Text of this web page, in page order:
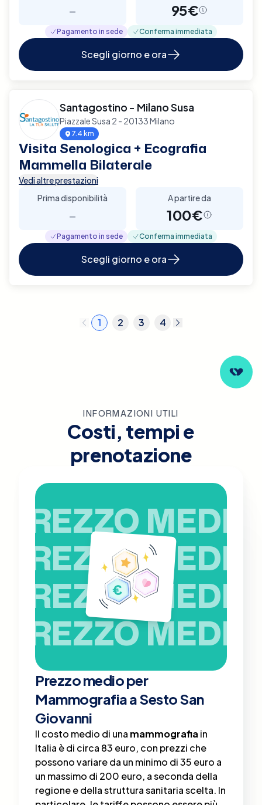
- 95€
Pagamento in sede Conferma immediata
Scegli giorno e ora
Santagostino - Milano Susa
Piazzale Susa 2 - 20133 Milano
7.4 km
Visita Senologica + Ecografia
Mammella Bilaterale
Vedi altre prestazioni
Prima disponibilità
-
A partire da
100€
Pagamento in sede Conferma immediata
Scegli giorno e ora
1 2 3 4
INFORMAZIONI UTILI
Costi, tempi e
prenotazione
PREZZO MEDIO
PREZZO MEDIO
PREZZO MEDIO
PREZZO MEDIO
Prezzo medio per
Mammografia a Sesto San
Giovanni
Il costo medio di una mammografia in
Italia è di circa 83 euro, con prezzi che
possono variare da un minimo di 35 euro a
un massimo di 200 euro, a seconda della
regione e della struttura sanitaria scelta​. In